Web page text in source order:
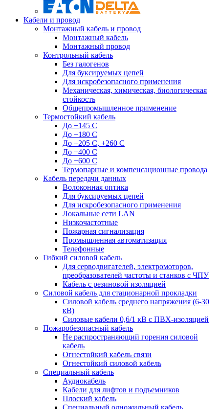
Кабели и провод
Монтажный кабель и провод
Монтажный кабель
Монтажный провод
Контрольный кабель
Без галогенов
Для буксируемых цепей
Для искробезопасного применения
Механическая, химическая, биологическая
стойкость
Общепромышленное применение
Термостойкий кабель
До +145 С
До +180 C
До +205 С, +260 С
До +400 C
До +600 С
Термопарные и компенсационные провода
Кабель передачи данных
Волоконная оптика
Для буксируемых цепей
Для искробезопасного применения
Локальные сети LAN
Низкочастотные
Пожарная сигнализация
Промышленная автоматизация
Телефонные
Гибкий силовой кабель
Для серводвигателей, электромоторов,
преобразователей частоты и станков с ЧПУ
Кабель с резиновой изоляцией
Силовой кабель для стационарной прокладки
Силовой кабель среднего напряжения (6-30
кВ)
Силовые кабели 0,6/1 кВ с ПВХ-изоляцией
Пожаробезопасный кабель
Не распространяющий горения силовой
кабель
Огнестойкий кабель связи
Огнестойкий силовой кабель
Специальный кабель
Аудиокабель
Кабели для лифтов и подъемников
Плоский кабель